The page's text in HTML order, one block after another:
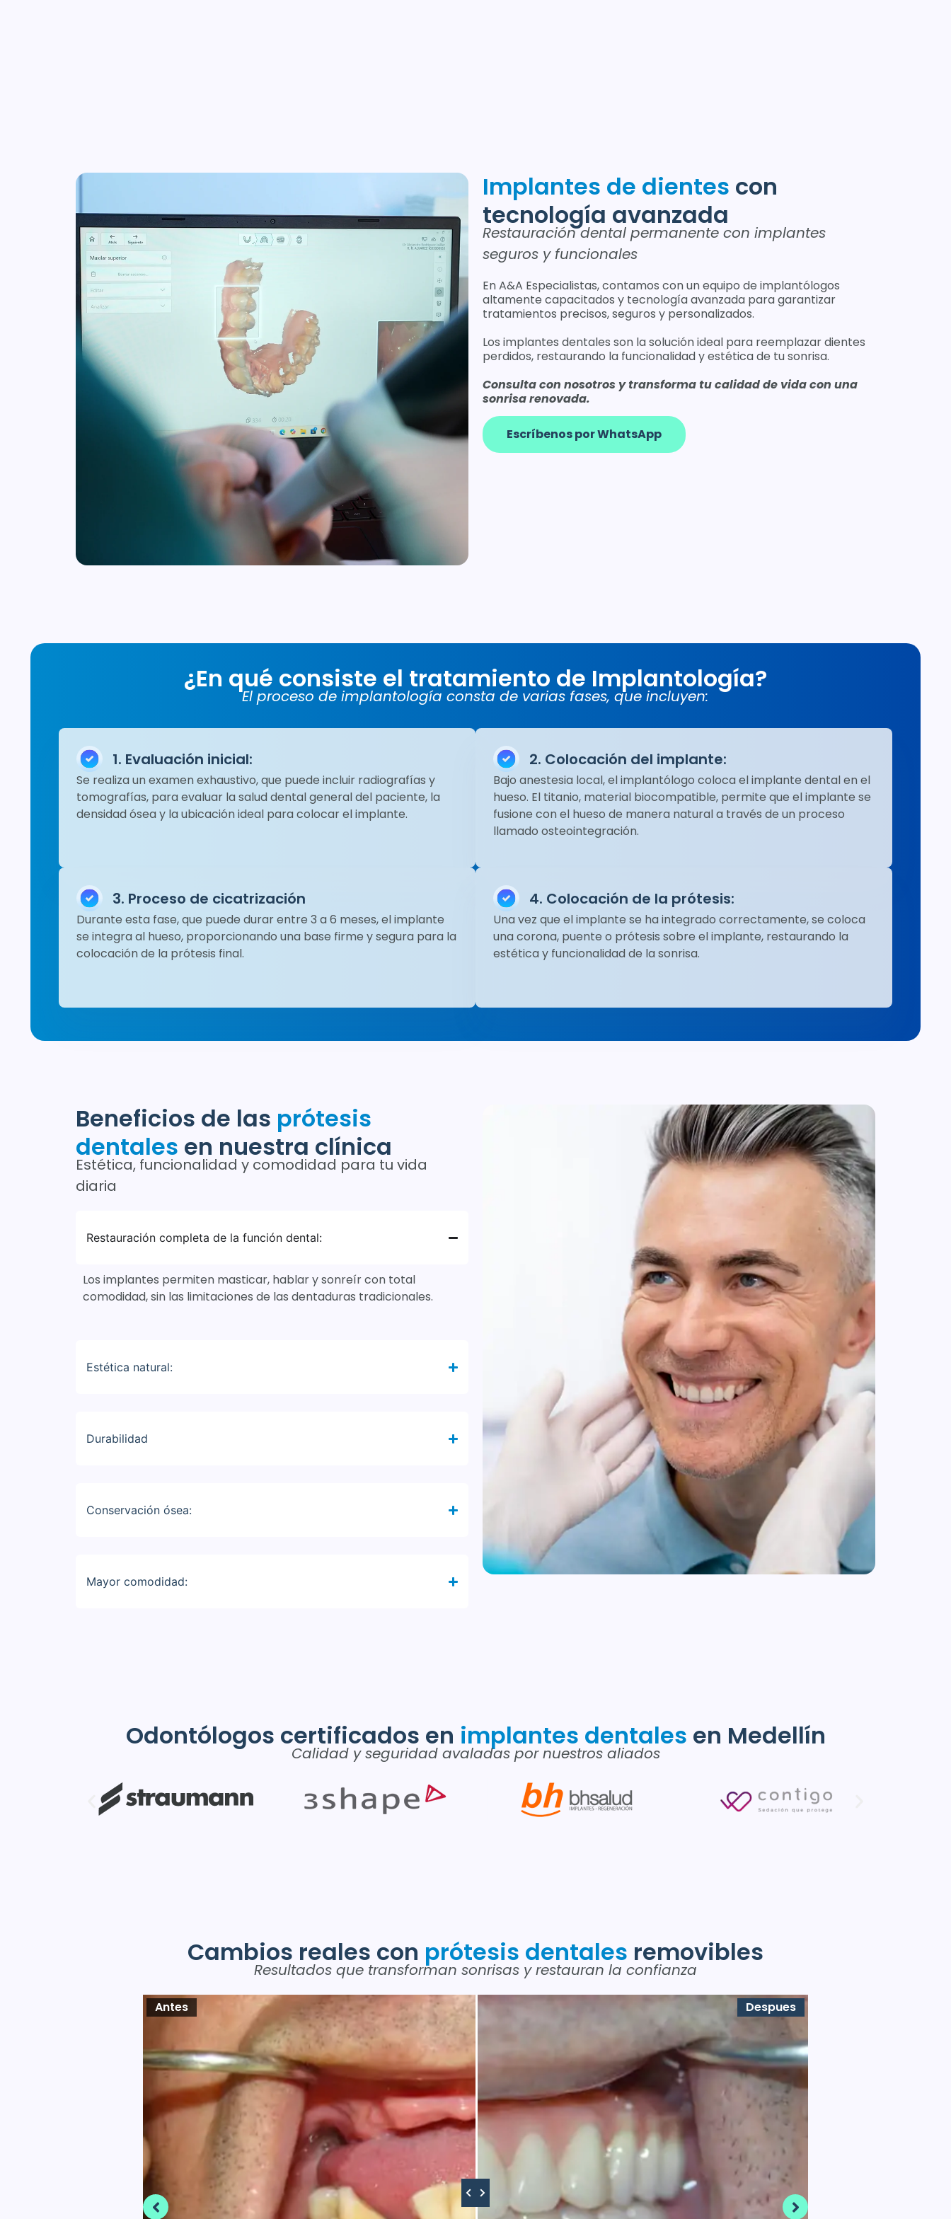
Implantes de dientes con
tecnología avanzada
Restauración dental permanente con implantes
seguros y funcionales
En A&A Especialistas, contamos con un equipo de implantólogos
altamente capacitados y tecnología avanzada para garantizar
tratamientos precisos, seguros y personalizados.
Los implantes dentales son la solución ideal para reemplazar dientes
perdidos, restaurando la funcionalidad y estética de tu sonrisa.
Consulta con nosotros y transforma tu calidad de vida con una
sonrisa renovada.
Escríbenos por WhatsApp
¿En qué consiste el tratamiento de Implantología?
El proceso de implantología consta de varias fases, que incluyen:
1. Evaluación inicial:
Se realiza un examen exhaustivo, que puede incluir radiografías y
tomografías, para evaluar la salud dental general del paciente, la
densidad ósea y la ubicación ideal para colocar el implante.
2. Colocación del implante:
Bajo anestesia local, el implantólogo coloca el implante dental en el
hueso. El titanio, material biocompatible, permite que el implante se
fusione con el hueso de manera natural a través de un proceso
llamado osteointegración.
3. Proceso de cicatrización
Durante esta fase, que puede durar entre 3 a 6 meses, el implante
se integra al hueso, proporcionando una base firme y segura para la
colocación de la prótesis final.
4. Colocación de la prótesis:
Una vez que el implante se ha integrado correctamente, se coloca
una corona, puente o prótesis sobre el implante, restaurando la
estética y funcionalidad de la sonrisa.
Beneficios de las prótesis
dentales en nuestra clínica
Estética, funcionalidad y comodidad para tu vida
diaria
Restauración completa de la función dental:
Los implantes permiten masticar, hablar y sonreír con total
comodidad, sin las limitaciones de las dentaduras tradicionales.
Estética natural:
Durabilidad
Conservación ósea:
Mayor comodidad:
Odontólogos certificados en implantes dentales en Medellín
Calidad y seguridad avaladas por nuestros aliados
Cambios reales con prótesis dentales removibles
Resultados que transforman sonrisas y restauran la confianza
Antes Despues